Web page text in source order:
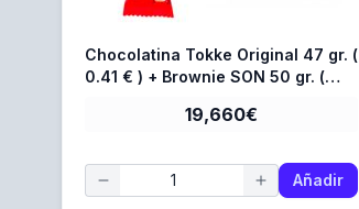
Chocolatina Tokke Original 47 gr. (
0.41 € ) + Brownie SON 50 gr. (
19,660€
Añadir